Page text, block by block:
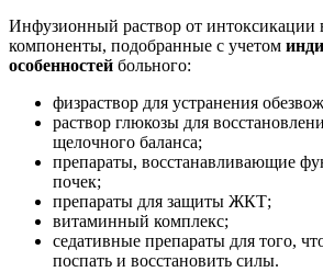
Инфузионный раствор от интоксикации
компоненты, подобранные с учетом
особенностей больного:
физраствор для устранения
раствор глюкозы для
щелочного баланса;
препараты, восстанавливающие
почек;
препараты для защиты ЖКТ;
витаминный комплекс;
седативные препараты для того,
поспать и восстановить силы.